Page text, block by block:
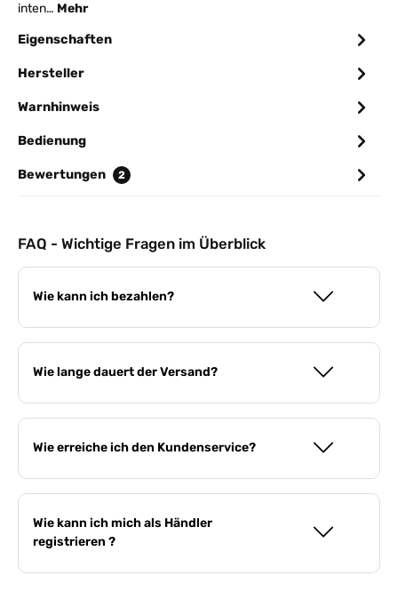
inten… Mehr
Eigenschaften
Hersteller
Warnhinweis
Bedienung
Bewertungen 2
FAQ - Wichtige Fragen im Überblick
Wie kann ich bezahlen?
Wie lange dauert der Versand?
Wie erreiche ich den Kundenservice?
Wie kann ich mich als Händler
registrieren ?